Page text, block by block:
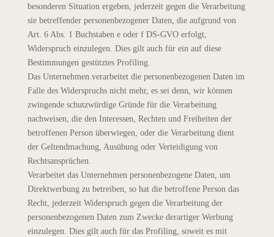
besonderen Situation ergeben, jederzeit gegen die Verarbeitung
sie betreffender personenbezogener Daten, die aufgrund von
Art. 6 Abs. 1 Buchstaben e oder f DS-GVO erfolgt,
Widerspruch einzulegen. Dies gilt auch für ein auf diese
Bestimmungen gestütztes Profiling.
Das Unternehmen verarbeitet die personenbezogenen Daten im
Falle des Widerspruchs nicht mehr, es sei denn, wir können
zwingende schutzwürdige Gründe für die Verarbeitung
nachweisen, die den Interessen, Rechten und Freiheiten der
betroffenen Person überwiegen, oder die Verarbeitung dient
der Geltendmachung, Ausübung oder Verteidigung von
Rechtsansprüchen.
Verarbeitet das Unternehmen personenbezogene Daten, um
Direktwerbung zu betreiben, so hat die betroffene Person das
Recht, jederzeit Widerspruch gegen die Verarbeitung der
personenbezogenen Daten zum Zwecke derartiger Werbung
einzulegen. Dies gilt auch für das Profiling, soweit es mit